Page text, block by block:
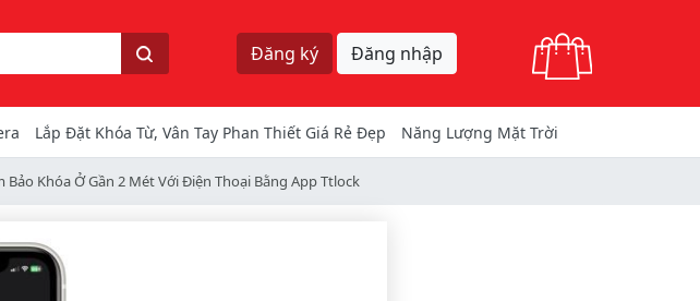
Tìm kiếm
Đăng ký Đăng nhập
Lắp Đặt Khóa Từ, Vân Tay Phan Thiết Giá Rẻ Đẹp Năng Lượng Mặt Trời
Khóa Ở Gần 2 Mét Với Điện Thoại Bằng App Ttlock